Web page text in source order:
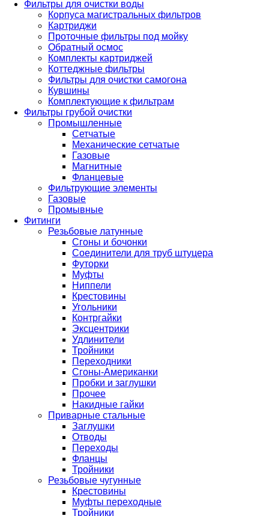
Фильтры для очистки воды
Корпуса магистральных фильтров
Картриджи
Проточные фильтры под мойку
Обратный осмос
Комплекты картриджей
Коттеджные фильтры
Фильтры для очистки самогона
Кувшины
Комплектующие к фильтрам
Фильтры грубой очистки
Промышленные
Сетчатые
Механические сетчатые
Газовые
Магнитные
Фланцевые
Фильтрующие элементы
Газовые
Промывные
Фитинги
Резьбовые латунные
Сгоны и бочонки
Соединители для труб штуцера
Футорки
Муфты
Ниппели
Крестовины
Угольники
Контргайки
Эксцентрики
Удлинители
Тройники
Переходники
Сгоны-Американки
Пробки и заглушки
Прочее
Накидные гайки
Приварные стальные
Заглушки
Отводы
Переходы
Фланцы
Тройники
Резьбовые чугунные
Крестовины
Муфты переходные
Тройники